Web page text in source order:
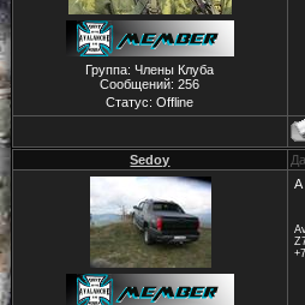
Группа: Члены Клуба
Сообщений:256
Статус:Offline
Sedoy
А